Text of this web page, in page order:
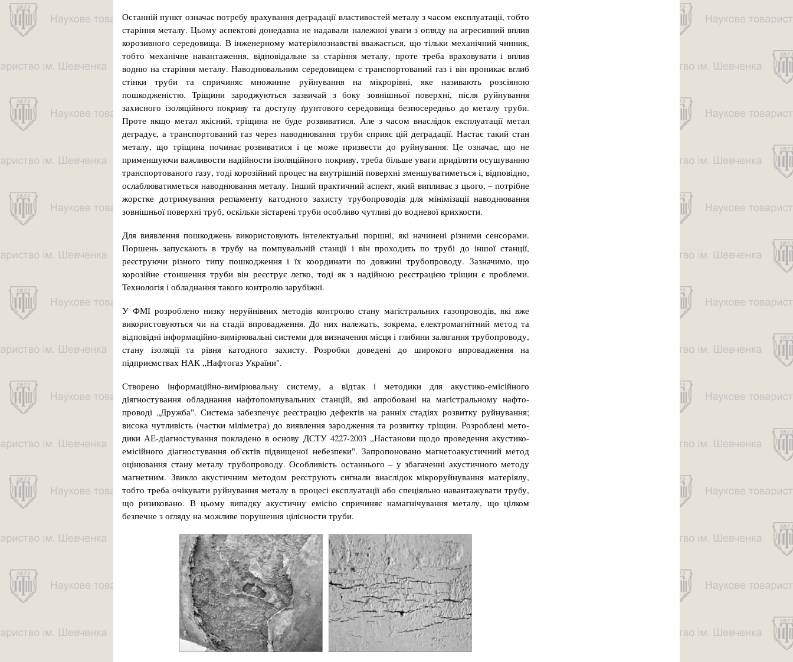
Останній пункт означає потребу врахування деградації властивостей металу з часом експлуа­тації, тобто
старіння металу. Цьому аспектові до­недавна не надавали належної уваги з огляду на агресивний вплив
корозивного середовища. В інже­нерному матеріялознавстві вважається, що тільки механічний чинник,
тобто механічне навантаження, відповідальне за старіння металу, проте треба враховувати і вплив
водню на старіння металу. Наводнювальним середовищем є транспортований газ і він проникає вглиб
стінки труби та спричиняє множинне руйнування на мікрорівні, яке на­зивають розсіяною
пошкодженістю. Тріщини зароджуються зазвичай з боку зовнішньої поверхні, після руйнування
захисного ізоляційного покриву та доступу ґрунтового середовища безпосередньо до металу труби.
Проте якщо метал якісний, трі­щина не буде розвиватися. Але з часом внаслідок експлуатації метал
деградує, а транспортований газ через наводнювання труби сприяє цій деграда­ції. Настає такий стан
металу, що тріщина починає розвиватися і це може призвести до руйнування. Це означає, що не
применшуючи важливости надійности ізоляційного покриву, треба більше уваги приділяти осушуванню
транспортованого газу, тоді корозійний процес на внутрішній поверхні зменшуватиметься і, відповідно,
ослаблюватиметься наводнювання металу. Інший практичний аспект, який випливає з цього, – потрібне
жорстке дотримування регламенту катодного захисту тру­бопроводів для мінімізації наводнювання
зовніш­ньої поверхні труб, оскільки зістарені труби осо­бливо чутливі до водневої крихкости.
Для виявлення пошкоджень використовують інтелектуальні поршні, які начинені різними сен­сорами.
Поршень запускають в трубу на помпувальній станції і він проходить по трубі до іншої станції,
реєструючи різного типу пошкодження і їх координати по довжині трубопроводу. Зазначи­мо, що
корозійне стоншення труби він реєструє легко, тоді як з надійною реєстрацією тріщин є проблеми.
Технологія і обладнання такого контро­лю зарубіжні.
У ФМІ розроблено низку неруйнівних методів контролю стану магістральних газопроводів, які вже
використовуються чи на стадії впровадження. До них належать, зокрема, електромагнітний метод та
відповідні інформаційно-вимірювальні системи для визначення місця і глибини залягання трубопроводу,
стану ізоляції та рівня катодного за­хисту. Розробки доведені до широкого впровадження на
підприємствах НАК „Нафтогаз України".
Створено інформаційно-вимірювальну систе­му, а відтак і методики для акустико-емісійного
діягностування обладнання нафтопомпувальних станцій, які апробовані на магістральному нафто­
проводі „Дружба". Система забезпечує реєстрацію дефектів на ранніх стадіях розвитку руйнування;
висока чутливість (частки міліметра) до виявлення зародження та розвитку тріщин. Розроблені мето­
дики АЕ-діагностування покладено в основу ДСТУ 4227-2003 „Настанови щодо проведення акустико-
емісійного діагностування об'єктів підвищеної небезпеки". Запропоновано магнетоакустичний метод
оцінювання стану металу трубопроводу. Особливість останнього – у збагаченні акустично­го методу
магнетним. Звикло акустичним методом реєструють сигнали внаслідок мікроруйнування матеріялу,
тобто треба очікувати руйнування ме­талу в процесі експлуатації або спеціяльно наван­тажувати трубу,
що ризиковано. В цьому випадку акустичну емісію спричиняє намагнічування ме­талу, що цілком
безпечне з огляду на можливе порушення цілісности труби.